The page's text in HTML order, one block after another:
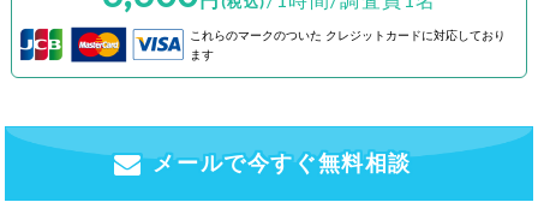
これらのマークのついた クレジットカードに対応しており
ます
メールで今すぐ無料相談